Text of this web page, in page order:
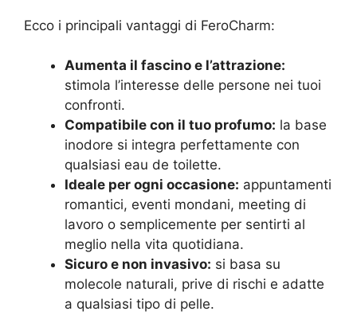
Ecco i principali vantaggi di FeroCharm:
Aumenta il fascino e l’attrazione:
stimola l’interesse delle persone nei tuoi
confronti.
Compatibile con il tuo profumo: la base
inodore si integra perfettamente con
qualsiasi eau de toilette.
Ideale per ogni occasione: appuntamenti
romantici, eventi mondani, meeting di
lavoro o semplicemente per sentirti al
meglio nella vita quotidiana.
Sicuro e non invasivo: si basa su
molecole naturali, prive di rischi e adatte
a qualsiasi tipo di pelle.